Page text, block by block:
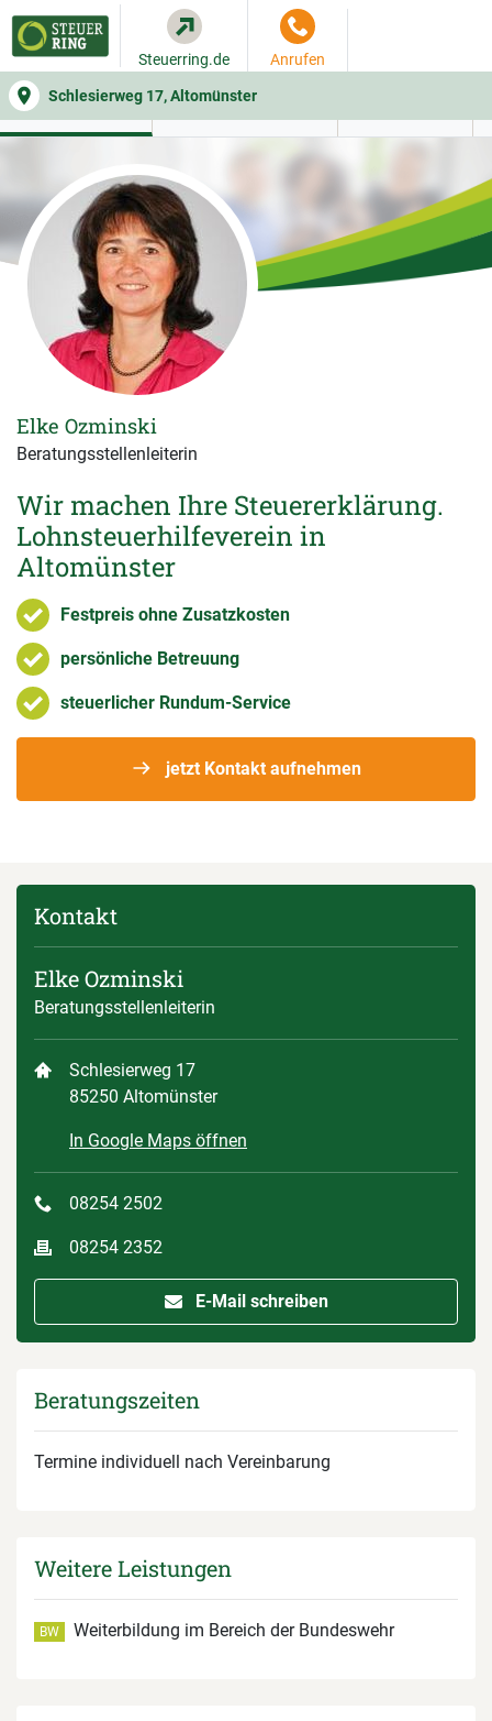
Schlesierweg 17, Altomünster
Steuerring.de Anrufen
WER SIE BERÄT BEITRAGSRECHNER
Wir machen Ihre Steuererklärung.
Lohnsteuerhilfeverein in
Altomünster
Festpreis ohne Zusatzkosten
persönliche Betreuung
steuerlicher Rundum-Service
jetzt Kontakt aufnehmen
Elke Ozminski
Beratungsstellenleiterin
Kontakt
Elke Ozminski
Beratungsstellenleiterin
Schlesierweg 17
85250 Altomünster
In Google Maps öffnen
08254 2502
08254 2352
E-Mail schreiben
Beratungszeiten
Termine individuell nach Vereinbarung
Weitere Leistungen
BW Weiterbildung im Bereich der Bundeswehr